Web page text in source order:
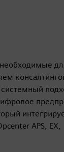
APS, EX,